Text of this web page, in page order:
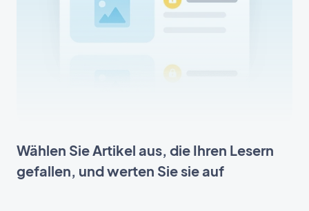
Wählen Sie Artikel aus, die Ihren Lesern
gefallen, und werten Sie sie auf